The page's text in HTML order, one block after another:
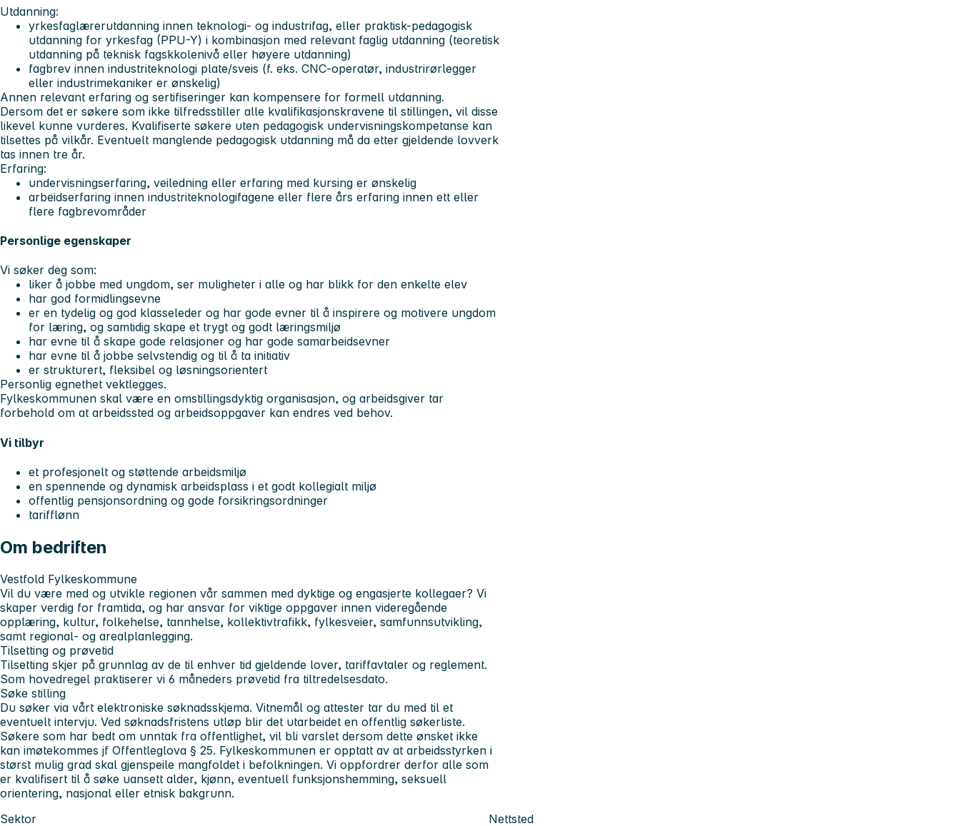
Utdanning:
yrkesfaglærerutdanning innen teknologi- og industrifag, eller praktisk-pedagogisk
utdanning for yrkesfag (PPU-Y) i kombinasjon med relevant faglig utdanning (teoretisk
utdanning på teknisk fagskkolenivå eller høyere utdanning)
fagbrev innen industriteknologi plate/sveis (f. eks. CNC-operatør, industrirørlegger
eller industrimekaniker er ønskelig)
Annen relevant erfaring og sertifiseringer kan kompensere for formell utdanning.
Dersom det er søkere som ikke tilfredsstiller alle kvalifikasjonskravene til stillingen, vil disse
likevel kunne vurderes. Kvalifiserte søkere uten pedagogisk undervisningskompetanse kan
tilsettes på vilkår. Eventuelt manglende pedagogisk utdanning må da etter gjeldende lovverk
tas innen tre år.
Erfaring:
undervisningserfaring, veiledning eller erfaring med kursing er ønskelig
arbeidserfaring innen industriteknologifagene eller flere års erfaring innen ett eller
flere fagbrevområder
Personlige egenskaper
Vi søker deg som:
liker å jobbe med ungdom, ser muligheter i alle og har blikk for den enkelte elev
har god formidlingsevne
er en tydelig og god klasseleder og har gode evner til å inspirere og motivere ungdom
for læring, og samtidig skape et trygt og godt læringsmiljø
har evne til å skape gode relasjoner og har gode samarbeidsevner
har evne til å jobbe selvstendig og til å ta initiativ
er strukturert, fleksibel og løsningsorientert
Personlig egnethet vektlegges.
Fylkeskommunen skal være en omstillingsdyktig organisasjon, og arbeidsgiver tar
forbehold om at arbeidssted og arbeidsoppgaver kan endres ved behov.
Vi tilbyr
et profesjonelt og støttende arbeidsmiljø
en spennende og dynamisk arbeidsplass i et godt kollegialt miljø
offentlig pensjonsordning og gode forsikringsordninger
tarifflønn
Om bedriften
Vestfold Fylkeskommune
Vil du være med og utvikle regionen vår sammen med dyktige og engasjerte kollegaer? Vi
skaper verdig for framtida, og har ansvar for viktige oppgaver innen videregående
opplæring, kultur, folkehelse, tannhelse, kollektivtrafikk, fylkesveier, samfunnsutvikling,
samt regional- og arealplanlegging.
Tilsetting og prøvetid
Tilsetting skjer på grunnlag av de til enhver tid gjeldende lover, tariffavtaler og reglement.
Som hovedregel praktiserer vi 6 måneders prøvetid fra tiltredelsesdato.
Søke stilling
Du søker via vårt elektroniske søknadsskjema. Vitnemål og attester tar du med til et
eventuelt intervju. Ved søknadsfristens utløp blir det utarbeidet en offentlig søkerliste.
Søkere som har bedt om unntak fra offentlighet, vil bli varslet dersom dette ønsket ikke
kan imøtekommes jf Offentleglova § 25. Fylkeskommunen er opptatt av at arbeidsstyrken i
størst mulig grad skal gjenspeile mangfoldet i befolkningen. Vi oppfordrer derfor alle som
er kvalifisert til å søke uansett alder, kjønn, eventuell funksjonshemming, seksuell
orientering, nasjonal eller etnisk bakgrunn.
Sektor
Nettsted